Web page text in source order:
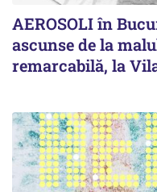
AEROSOLI în
ascunse de la
remarcabilă, la